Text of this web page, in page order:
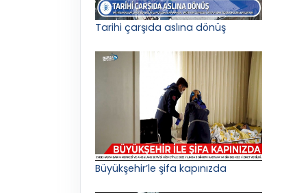
Tarihi çarşıda aslına dönüş
Büyükşehir’le şifa kapınızda